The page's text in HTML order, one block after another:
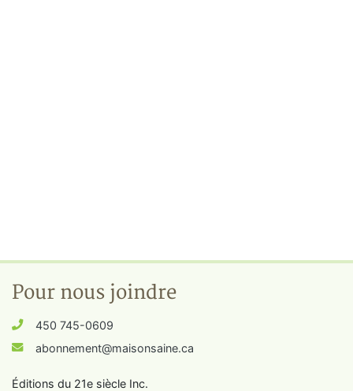
Pour nous joindre
450 745-0609
abonnement@maisonsaine.ca
Éditions du 21e siècle Inc.